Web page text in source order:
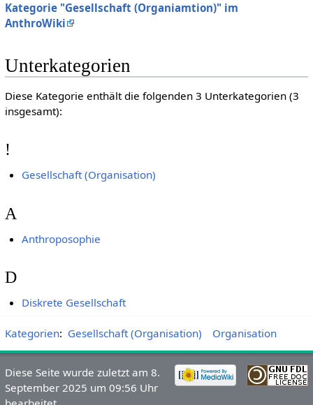
Kategorie "Gesellschaft (Organiamtion)" im
AnthroWiki
Unterkategorien
Diese Kategorie enthält die folgenden 3 Unterkategorien (3
insgesamt):
!
Gesellschaft (Organisation)
A
Anthroposophie
D
Diskrete Gesellschaft
Kategorien: Gesellschaft (Organisation) Organisation
Diese Seite wurde zuletzt am 8.
September 2025 um 09:56 Uhr